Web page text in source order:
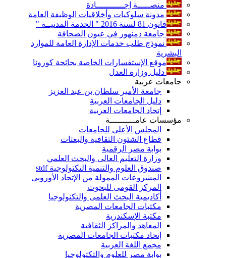
منصـــــة إجـــــــــــادة
مدونة سلوكيات وأخلاقيات الوظيفة العامة
قانون 81 لسنة 2016 " الخدمة المدنيــة "
جامعة دمنهور في عيون الصحافة
نموذج طلب خدمات الإدارة العامة للموارد
البشرية
موقع الإستفسارات الخاصة بجائحة كورونا
دليل وزارة العدل
جامعات عربية
جامعة الأمير سلطان بن عبد العزيز
دليل الجامعات العربية
إتحاد الجامعات العربية
مؤسسات عامــــــــــة
المجلس الأعلى للجامعات
قطاع الشئون الثقافية والبعثات
بوابة مصر الرقمية
وزارة التعليم العالى والبحث العلمي
صندوق العلوم والتنمية التكنولوجية stdf
المشروعات الممولة من الإتحاد الأوروبى
المركز القومى للبحوث
أكاديمية البحث العلمى والتكنولوجيا
مكتبات الجامعات المصرية
مكتبة الإسكندرية
المعاهد والمراكز الثقافية
إتحاد مكتبات الجامعات المصرية
مجمع اللغة العربية
بوابة مصر للعلوم والتكتولوجيا